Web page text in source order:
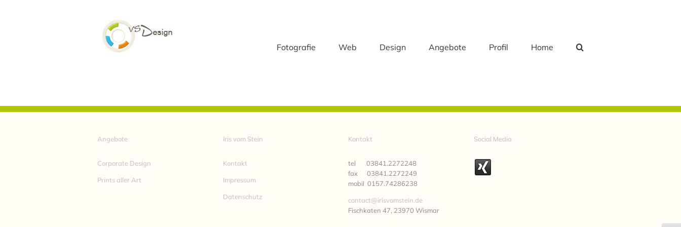
Fotografie Web Design Angebote Profil Home
Angebote
Corporate Design
Prints aller Art
Iris vom Stein
Kontakt
Impressum
Datenschutz
Kontakt
tel 03841.2272248
fax 03841.2272249
mobil 0157.74286238
contact@irisvomstein.de
Fischkaten 47, 23970 Wismar
Social Media